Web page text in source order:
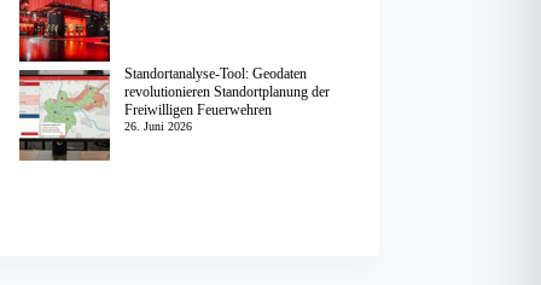
Standortanalyse-Tool: Geodaten
revolutionieren Standortplanung der
Freiwilligen Feuerwehren
26. Juni 2026